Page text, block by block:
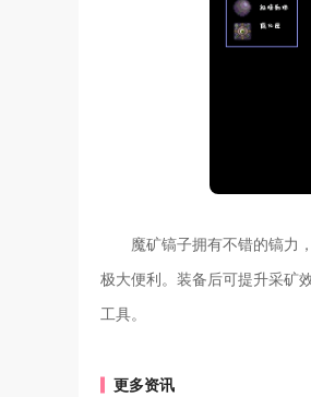
魔矿镐子拥有不错的镐力
极大便利。装备后可提升采矿
工具。
更多资讯